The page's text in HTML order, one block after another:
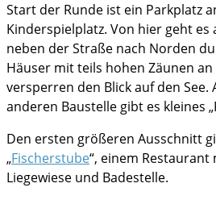
Start der Runde ist ein Parkplatz
Kinderspielplatz. Von hier geht es
neben der Straße nach Norden
Häuser mit teils hohen Zäunen an
versperren den Blick auf den See.
anderen Baustelle gibt es kleines
Den ersten größeren Ausschnitt
„Fischerstube“, einem
Liegewiese und Badestelle.